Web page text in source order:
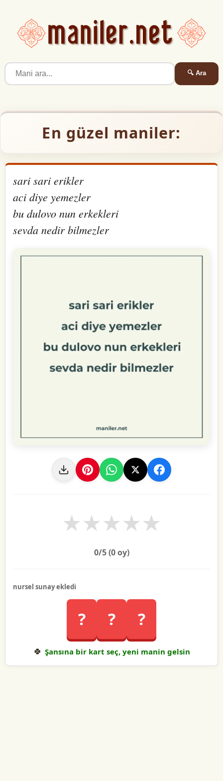
🔍 Ara
En güzel maniler:
sari sari erikler
aci diye yemezler
bu dulovo nun erkekleri
sevda nedir bilmezler
★
★
★
★
★
0/5 (0oy)
nursel sunay ekledi
? ? ?
🍀 Şansına bir kart seç, yeni manin gelsin